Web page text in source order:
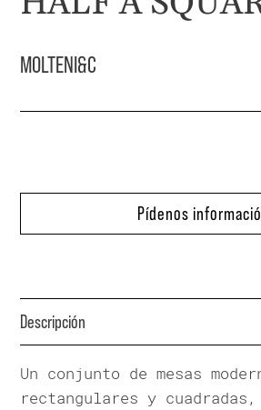
MOLTENI&C
Pídenos
Descripción
Un conjunto de mesas
rectangulares y